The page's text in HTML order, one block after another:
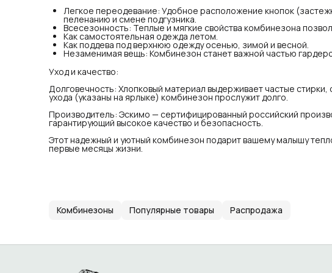
тепло, защиту и
месяцы жизни.
Легкое переодевание: Удобное расположение кнопок
пеленанию и смене подгузника.
Всесезонность: Теплые и мягкие свойства комбинезона
Как самостоятельная одежда летом.
Как поддева под верхнюю одежду осенью, зимой и весной.
Незаменимая вещь: Комбинезон станет важной частью
Уход и качество:
Долговечность: Хлопковый материал выдерживает частые
ухода (указаны на ярлыке) комбинезон прослужит долго.
Производитель: Эскимо — сертифицированный российский
гарантирующий высокое качество и безопасность.
Этот надежный и уютный комбинезон подарит вашему малышу
первые месяцы жизни.
Комбинезоны Популярные товары Распродажа